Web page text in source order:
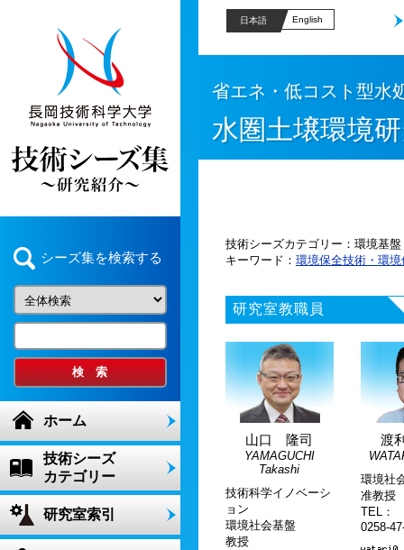
シーズ集を検索する
ホーム
技術シーズ
カテゴリー
研究室索引
日本語 English
省エネ・低コスト型水
水圏土壌環境
技術シーズカテゴリー
環境基
キーワード
環境保全技術・環
研究室教職員
山口 隆司
YAMAGUCHI
Takashi
技術科学イノベーシ
ョン
環境社会基盤
教授
渡
環境社
准教授
TEL：
0258-